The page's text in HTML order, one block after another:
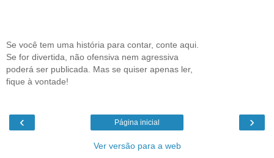
Se você tem uma história para contar, conte aqui.
Se for divertida, não ofensiva nem agressiva
poderá ser publicada. Mas se quiser apenas ler,
fique à vontade!
‹ ›
Página inicial
Ver versão para a web